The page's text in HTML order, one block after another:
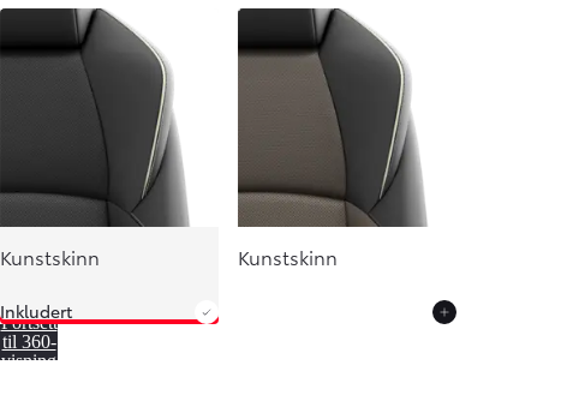
Fra kr 627 500 inkl. MVA
Kunstskinn
Inkludert
Kunstskinn
Fortsett
til 360-
visning